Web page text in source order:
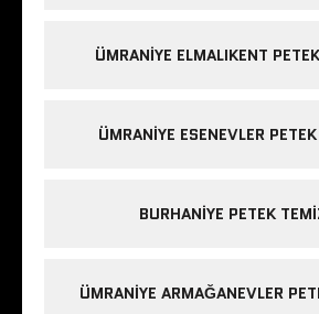
ÜMRANIYE ELMALIKENT
ÜMRANIYE ESENEVLER
BURHANIYE PETEK
ÜMRANIYE ARMAĞANEVLER